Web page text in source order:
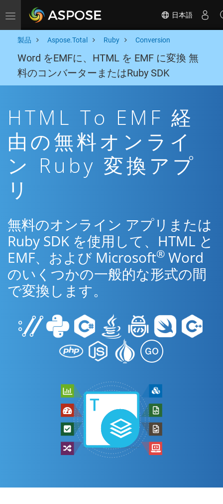
Toggle navigation 日本語
製品 Aspose.Total Ruby Conversion
Word をEMFに、HTML を EMF に変換 無
料のコンバーターまたはRuby SDK
HTML To EMF 経
由の無料オンライ
ン Ruby 変換アプ
リ
無料のオンライン アプリまたは
Ruby SDK を使用して、HTML と
EMF、および Microsoft® Word
のいくつかの一般的な形式の間
で変換します。